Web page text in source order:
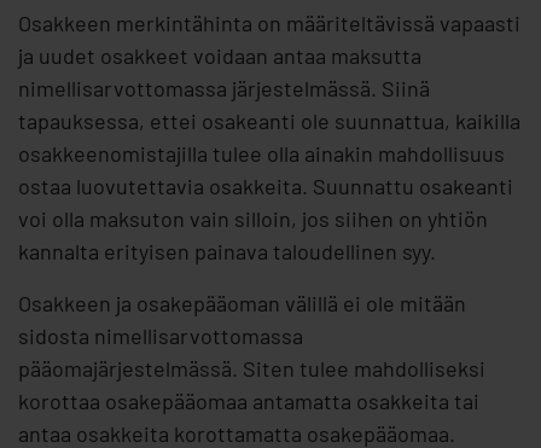
Osakkeen merkintähinta on määriteltävissä vapaasti
ja uudet osakkeet voidaan antaa maksutta
nimellisarvottomassa järjestelmässä. Siinä
tapauksessa, ettei osakeanti ole suunnattua, kaikilla
osakkeenomistajilla tulee olla ainakin mahdollisuus
ostaa luovutettavia osakkeita. Suunnattu osakeanti
voi olla maksuton vain silloin, jos siihen on yhtiön
kannalta erityisen painava taloudellinen syy.
Osakkeen ja osakepääoman välillä ei ole mitään
sidosta nimellisarvottomassa
pääomajärjestelmässä. Siten tulee mahdolliseksi
korottaa osakepääomaa antamatta osakkeita tai
antaa osakkeita korottamatta osakepääomaa.